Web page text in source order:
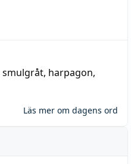
smulgråt, harpagon,
Läs mer om dagens ord